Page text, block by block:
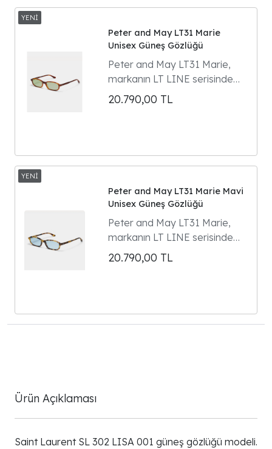
Gaguech ile yapılan özel
Peter and May LT31 Marie
Unisex Güneş Gözlüğü
Peter and May LT31 Marie,
markanın LT LINE serisinde
yer alan dikdörtgen formlu
unisex güneş gözlüğüdür.
Gaguech ile yapılan özel
20.790,00 TL
Peter and May LT31 Marie Mavi
Unisex Güneş Gözlüğü
Peter and May LT31 Marie,
markanın LT LINE serisinde
yer alan dikdörtgen formlu
unisex güneş gözlüğüdür.
Gaguech ile yapılan özel
20.790,00 TL
Ürün Açıklaması
Saint Laurent SL 302 LISA 001 güneş gözlüğü modeli.